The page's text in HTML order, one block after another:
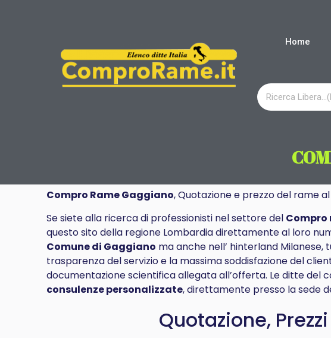
Home
Compro Rame Gaggiano, Quotazione e prezzo del rame
Se siete alla ricerca di professionisti nel settore del Compro
questo sito della regione Lombardia direttamente al loro
Comune di Gaggiano ma anche nell’ hinterland
trasparenza del servizio e la massima soddisfazione del
documentazione scientifica allegata all’offerta. Le ditte del
consulenze personalizzate, direttamente presso la sede
Quotazione,